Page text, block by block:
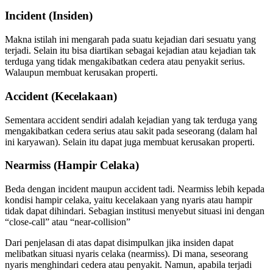
Incident (Insiden)
Makna istilah ini mengarah pada suatu kejadian dari sesuatu yang
terjadi. Selain itu bisa diartikan sebagai kejadian atau kejadian tak
terduga yang tidak mengakibatkan cedera atau penyakit serius.
Walaupun membuat kerusakan properti.
Accident (Kecelakaan)
Sementara accident sendiri adalah kejadian yang tak terduga yang
mengakibatkan cedera serius atau sakit pada seseorang (dalam hal
ini karyawan). Selain itu dapat juga membuat kerusakan properti.
Nearmiss (Hampir Celaka)
Beda dengan incident maupun accident tadi. Nearmiss lebih kepada
kondisi hampir celaka, yaitu kecelakaan yang nyaris atau hampir
tidak dapat dihindari. Sebagian institusi menyebut situasi ini dengan
“close-call” atau “near-collision”
Dari penjelasan di atas dapat disimpulkan jika insiden dapat
melibatkan situasi nyaris celaka (nearmiss). Di mana, seseorang
nyaris menghindari cedera atau penyakit. Namun, apabila terjadi